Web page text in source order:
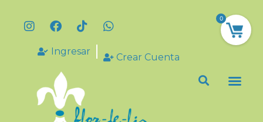
Ingresar
Crear Cuenta
0